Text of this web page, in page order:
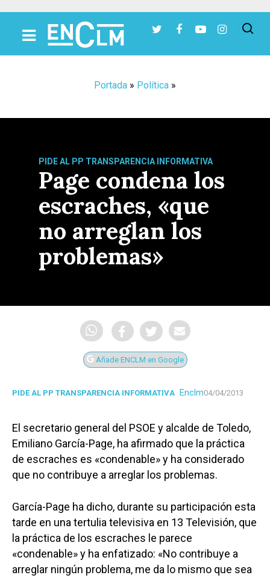
Portada » Política »
PIDE AL PP TRANSPARENCIA INFORMATIVA
Page condena los
escraches, «que
no arreglan los
problemas»
Añade ENCLM en Google
PIDE AL PP TRANSPARENCIA INFORMATIVA Enclm04/04/2013
El secretario general del PSOE y alcalde de Toledo,
Emiliano García-Page, ha afirmado que la práctica
de escraches es «condenable» y ha considerado
que no contribuye a arreglar los problemas.
García-Page ha dicho, durante su participación esta
tarde en una tertulia televisiva en 13 Televisión, que
la práctica de los escraches le parece
«condenable» y ha enfatizado: «No contribuye a
arreglar ningún problema, me da lo mismo que sea